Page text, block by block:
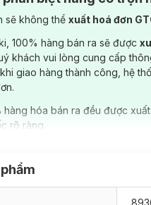
sẽ không thể xuất hoá đơn
100% hàng bán ra sẽ được
khách vui lòng cung cấp
giao hàng thành công, hệ
hàng hóa bán ra đều được
rõ ràng.